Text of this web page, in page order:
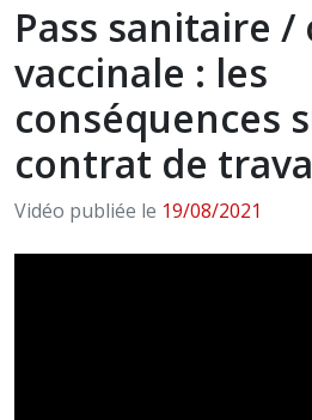
Pass sanitaire
vaccinale : les
conséquences
contrat de
Vidéo publiée le 19/08/2021